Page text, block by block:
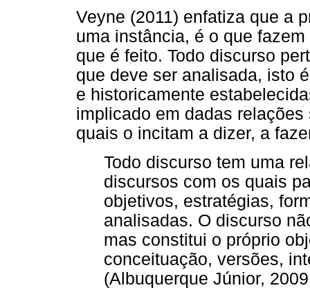
Veyne (2011) enfatiza que a
uma instância, é o que
que é feito. Todo discurso
que deve ser analisada, isto
e historicamente
implicado em dadas
quais o incitam a dizer, a
Todo discurso tem uma
discursos com os quais
objetivos, estratégias,
analisadas. O discurso
mas constitui o próprio
conceituação, versões,
(Albuquerque Júnior,